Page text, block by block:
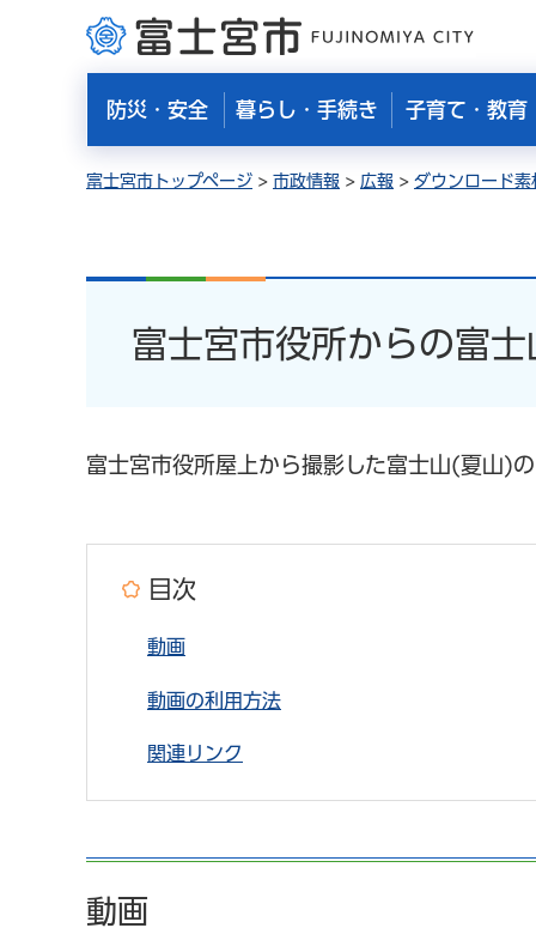
富士宮市
防災・安全 暮らし・手続き 子育て・教育
富士宮市トップページ > 市政情報 > 広報 > ダウンロード素
富士宮市役所からの富
富士宮市役所屋上から撮影した富士山(夏山)の
目次
動画
動画の利用方法
関連リンク
動画